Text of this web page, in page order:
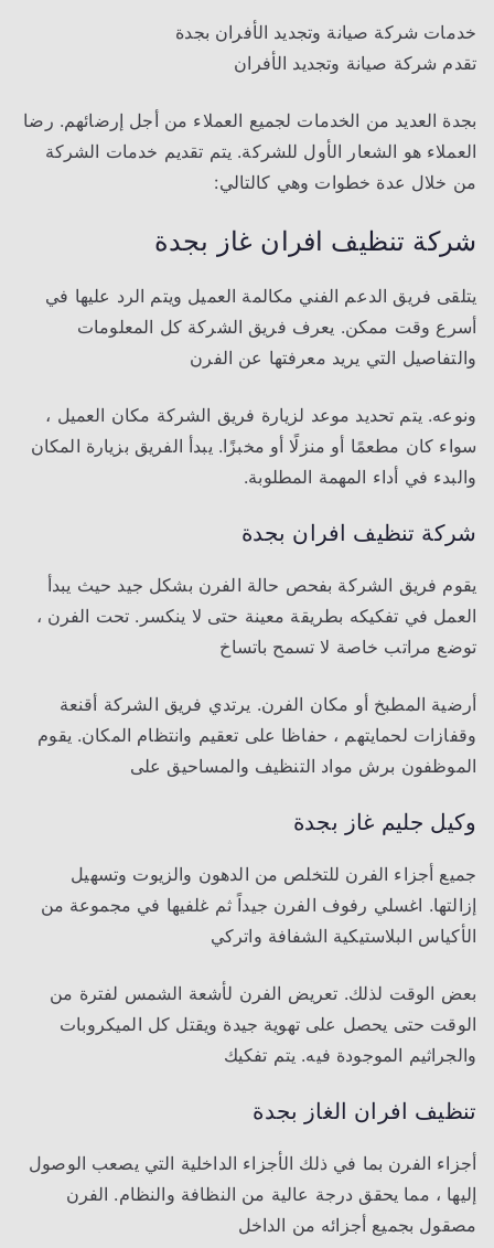
خدمات شركة صيانة وتجديد الأفران بجدة
تقدم شركة صيانة وتجديد الأفران
بجدة العديد من الخدمات لجميع العملاء من أجل إرضائهم. رضا
العملاء هو الشعار الأول للشركة. يتم تقديم خدمات الشركة
من خلال عدة خطوات وهي كالتالي:
شركة تنظيف افران غاز بجدة
يتلقى فريق الدعم الفني مكالمة العميل ويتم الرد عليها في
أسرع وقت ممكن. يعرف فريق الشركة كل المعلومات
والتفاصيل التي يريد معرفتها عن الفرن
ونوعه. يتم تحديد موعد لزيارة فريق الشركة مكان العميل ،
سواء كان مطعمًا أو منزلًا أو مخبزًا. يبدأ الفريق بزيارة المكان
والبدء في أداء المهمة المطلوبة.
شركة تنظيف افران بجدة
يقوم فريق الشركة بفحص حالة الفرن بشكل جيد حيث يبدأ
العمل في تفكيكه بطريقة معينة حتى لا ينكسر. تحت الفرن ،
توضع مراتب خاصة لا تسمح باتساخ
أرضية المطبخ أو مكان الفرن. يرتدي فريق الشركة أقنعة
وقفازات لحمايتهم ، حفاظا على تعقيم وانتظام المكان. يقوم
الموظفون برش مواد التنظيف والمساحيق على
وكيل جليم غاز بجدة
جميع أجزاء الفرن للتخلص من الدهون والزيوت وتسهيل
إزالتها. اغسلي رفوف الفرن جيداً ثم غلفيها في مجموعة من
الأكياس البلاستيكية الشفافة واتركي
بعض الوقت لذلك. تعريض الفرن لأشعة الشمس لفترة من
الوقت حتى يحصل على تهوية جيدة ويقتل كل الميكروبات
والجراثيم الموجودة فيه. يتم تفكيك
تنظيف افران الغاز بجدة
أجزاء الفرن بما في ذلك الأجزاء الداخلية التي يصعب الوصول
إليها ، مما يحقق درجة عالية من النظافة والنظام. الفرن
مصقول بجميع أجزائه من الداخل